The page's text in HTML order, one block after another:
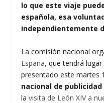
lo que este viaje
española, esa
independientemente
La comisión nacional
España, que tendrá
presentado este martes
nacional de publicidad
lavisita de León XIV a